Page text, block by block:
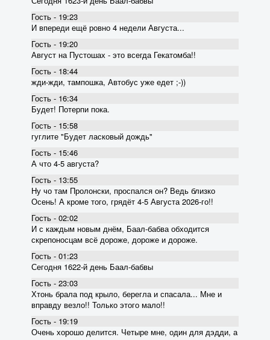
Гость - 19:23
И впереди ещё ровно 4 недели Августа...
Гость - 19:20
Август на Пустошах - это всегда Гекатомба!!
Гость - 18:44
жди-жди, тампошка, Автобус уже едет ;-))
Гость - 16:34
Будет! Потерпи пока.
Гость - 15:58
гуглите "Будет ласковый дождь"
Гость - 15:46
А что 4-5 августа?
Гость - 13:55
Ну чо там Пролонски, проспался он? Ведь близко
Осень! А кроме того, грядёт 4-5 Августа 2026-го!!
Гость - 02:02
И с каждым новым днём, Баал-бабва обходится
скрепоносцам всё дороже, дороже и дороже.
Гость - 01:23
Сегодня 1622-й день Баал-бабвы
Гость - 23:03
Хтонь брала под крыло, берегла и спасала... Мне и
вправду везло!! Только этого мало!!
Гость - 19:19
Очень хорошо делится. Четыре мне, один для дэдди, а